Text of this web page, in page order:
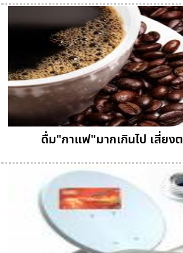
ดื่ม"กาแฟ"มากเกินไป เสี่ยง